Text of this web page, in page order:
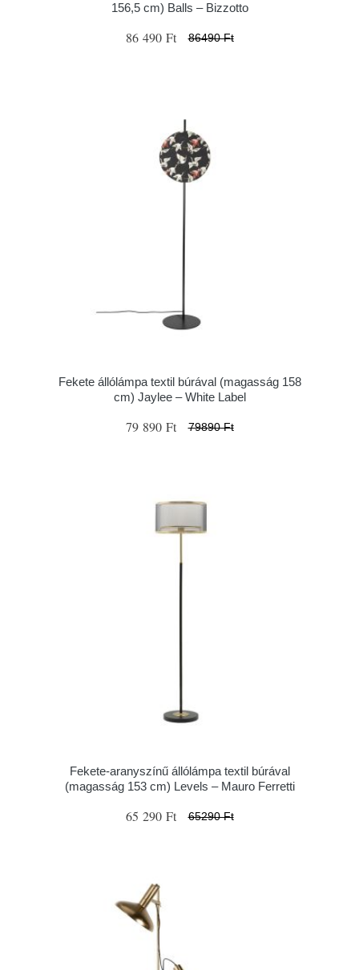
156,5 cm) Balls – Bizzotto
86 490 Ft 86490 Ft
Fekete állólámpa textil búrával (magasság 158
cm) Jaylee – White Label
79 890 Ft 79890 Ft
Fekete-aranyszínű állólámpa textil búrával
(magasság 153 cm) Levels – Mauro Ferretti
65 290 Ft 65290 Ft